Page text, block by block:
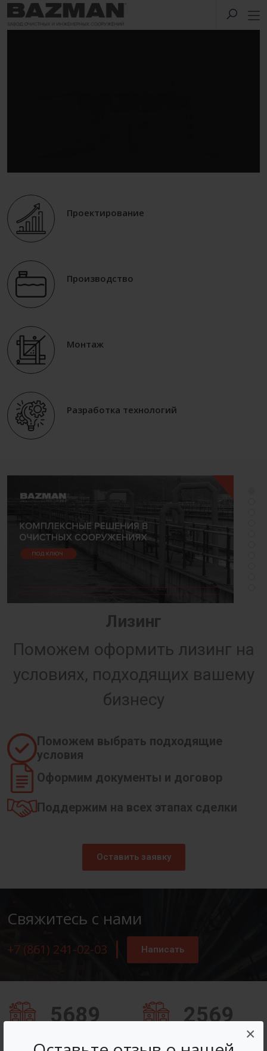
×
Проектирование
Производство
Монтаж
Разработка технологий
Лизинг
Поможем оформить лизинг на
условиях, подходящих вашему
бизнесу
Поможем выбрать подходящие
условия
Оформим документы и договор
Поддержим на всех этапах сделки
Оставить заявку
Свяжитесь с нами
+7 (861) 241-02-03 Написать
5689 2569